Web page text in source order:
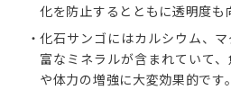
化を防止するとともに透明度も
化石サンゴにはカルシウム、
富なミネラルが含まれていて
や体力の増強に大変効果的です。